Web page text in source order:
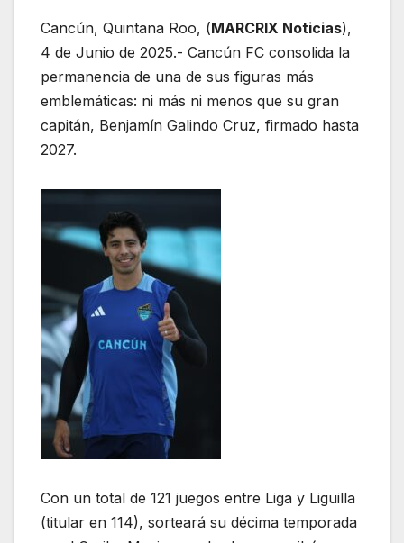
Cancún, Quintana Roo, (MARCRIX Noticias),
4 de Junio de 2025.- Cancún FC consolida la
permanencia de una de sus figuras más
emblemáticas: ni más ni menos que su gran
capitán, Benjamín Galindo Cruz, firmado hasta
2027.
Con un total de 121 juegos entre Liga y Liguilla
(titular en 114), sorteará su décima temporada